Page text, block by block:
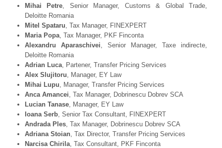
Mihai Petre, Senior Manager, Customs & Global Trade,
Deloitte Romania
Mitel Spataru, Tax Manager, FINEXPERT
Maria Popa, Tax Manager, PKF Finconta
Alexandru Aparaschivei, Senior Manager, Taxe indirecte,
Deloitte Romania
Adrian Luca, Partener, Transfer Pricing Services
Alex Slujitoru, Manager, EY Law
Mihai Lupu, Manager, Transfer Pricing Services
Anca Amancei, Tax Manager, Dobrinescu Dobrev SCA
Lucian Tanase, Manager, EY Law
Ioana Serb, Senior Tax Consultant, FINEXPERT
Andrada Ples, Tax Manager, Dobrinescu Dobrev SCA
Adriana Stoian, Tax Director, Transfer Pricing Services
Narcisa Chirila, Tax Consultant, PKF Finconta